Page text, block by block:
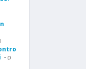
- (0